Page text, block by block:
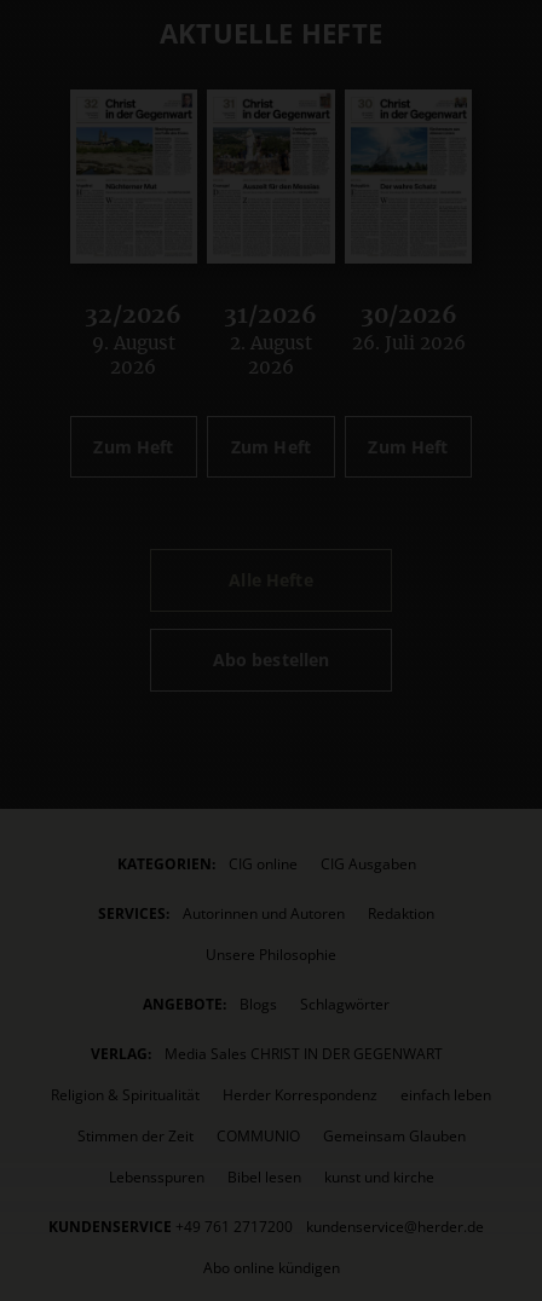
AKTUELLE HEFTE
32/2026
:
9. August
2026
Zum Heft
31/2026
:
2. August
2026
Zum Heft
30/2026
:
26. Juli 2026
Zum Heft
Abo bestellen
KATEGORIEN: CIG online CIG Ausgaben
SERVICES: Autorinnen und Autoren
Redaktion
Unsere Philosophie
ANGEBOTE: Blogs Schlagwörter
VERLAG:
Media Sales CHRIST IN DER GEGENWART
Religion & Spiritualität
Herder Korrespondenz
einfach leben
Stimmen der Zeit
COMMUNIO
Gemeinsam Glauben
Lebensspuren
Bibel lesen kunst und kirche
KUNDENSERVICE +49 761 2717200
kundenservice@herder.de
Abo online kündigen